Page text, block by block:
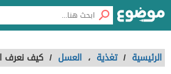
الرئيسية / تغذية ، العسل / كيف نعرف